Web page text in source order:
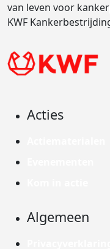
van leven voor
KWF
Acties
Algemeen